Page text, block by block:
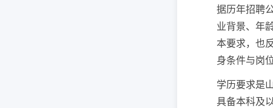
据历年招聘
业背景、年
本要求，也
身条件与岗
学历要求是
具备本科及